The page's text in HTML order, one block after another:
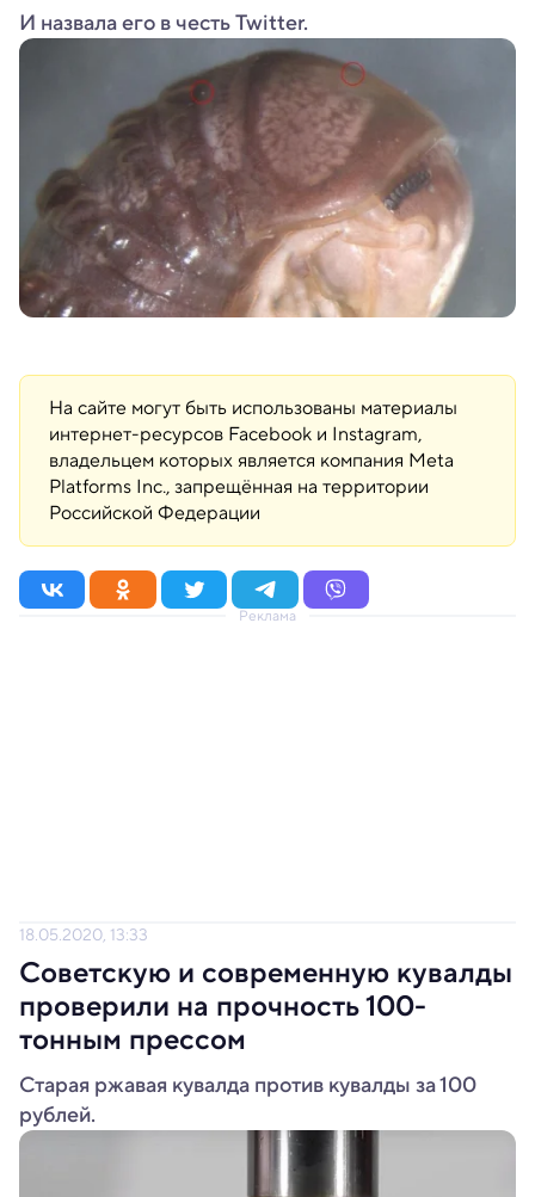
И назвала его в честь Twitter.
На сайте могут быть использованы материалы
интернет-ресурсов Facebook и Instagram,
владельцем которых является компания Meta
Platforms Inc., запрещённая на территории
Российской Федерации
Реклама
18.05.2020, 13:33
Советскую и современную кувалды
проверили на прочность 100-
тонным прессом
Старая ржавая кувалда против кувалды за 100
рублей.